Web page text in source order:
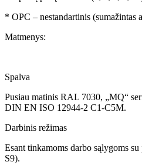
* OPC – nestandartinis
Matmenys:
Spalva
Pusiau matinis RAL 7030, „MQ“
DIN EN ISO 12944-2 C1-C5M.
Darbinis režimas
Esant tinkamoms darbo sąlygoms
S9).